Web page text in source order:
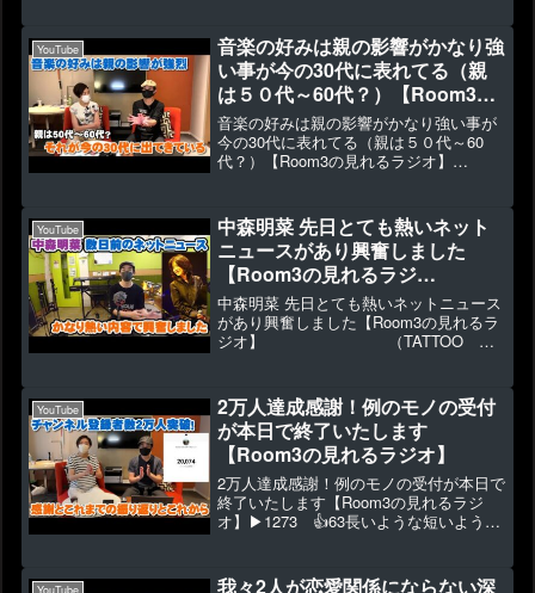
ド・チューニング）▶22673 👍
316【Room3 新作Tシャツは直販でこ...
YouTube
音楽の好みは親の影響がかなり強
い事が今の30代に表れてる（親
は５０代～60代？）【Room3の
見れるラジオ】
音楽の好みは親の影響がかなり強い事が
今の30代に表れてる（親は５０代～60
代？）【Room3の見れるラジオ】
ージシャンを見るとそう言う風に思いま
す。◆メンバーシ...
YouTube
中森明菜 先日とても熱いネット
ニュースがあり興奮しました
【Room3の見れるラジ
オ】
（TATTOO 十戒 飾りじゃない
のよ涙は DESIRE）
中森明菜 先日とても熱いネットニュース
があり興奮しました【Room3の見れるラ
ジオ】 （TATTOO 十
ース）◆オリジナル曲CD・グッズ販...
YouTube
2万人達成感謝！例のモノの受付
が本日で終了いたします
【Room3の見れるラジオ】
2万人達成感謝！例のモノの受付が本日で
終了いたします【Room3の見れるラジ
オ】▶1273 👍63長いような短いような
了★『私は女です！』Tシャツ新発売！2
我々2人が恋愛関係にならない深